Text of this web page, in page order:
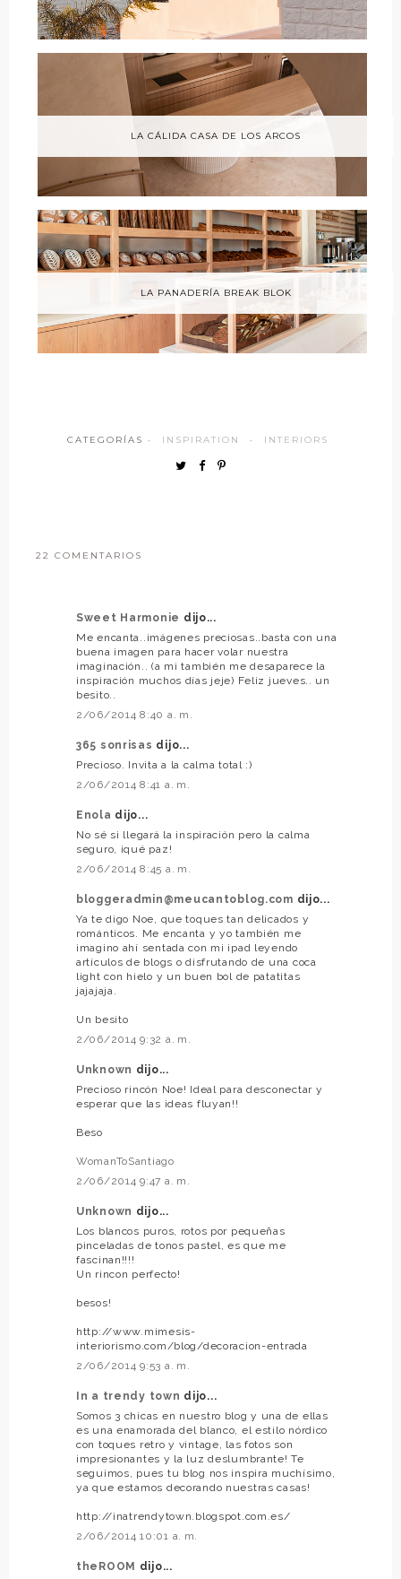
LA CÁLIDA CASA DE LOS ARCOS
LA PANADERÍA BREAK BLOK
CATEGORÍAS · INSPIRATION · INTERIORS
22 COMENTARIOS
Sweet Harmonie dijo...
Me encanta..imágenes preciosas..basta con una
buena imagen para hacer volar nuestra
imaginación.. (a mi también me desaparece la
inspiración muchos días jeje) Feliz jueves.. un
besito..
2/06/2014 8:40 a. m.
365 sonrisas dijo...
Precioso. Invita a la calma total :)
2/06/2014 8:41 a. m.
Enola dijo...
No sé si llegará la inspiración pero la calma
seguro, ¡qué paz!
2/06/2014 8:45 a. m.
bloggeradmin@meucantoblog.com dijo...
Ya te digo Noe, que toques tan delicados y
románticos. Me encanta y yo también me
imagino ahí sentada con mi ipad leyendo
artículos de blogs o disfrutando de una coca
light con hielo y un buen bol de patatitas
jajajaja.
Un besito
2/06/2014 9:32 a. m.
Unknown dijo...
Precioso rincón Noe! Ideal para desconectar y
esperar que las ideas fluyan!!
Beso
WomanToSantiago
2/06/2014 9:47 a. m.
Unknown dijo...
Los blancos puros, rotos por pequeñas
pinceladas de tonos pastel, es que me
fascinan!!!!
Un rincon perfecto!
besos!
http://www.mimesis-
interiorismo.com/blog/decoracion-entrada
2/06/2014 9:53 a. m.
In a trendy town dijo...
Somos 3 chicas en nuestro blog y una de ellas
es una enamorada del blanco, el estilo nórdico
con toques retro y vintage, las fotos son
impresionantes y la luz deslumbrante! Te
seguimos, pues tu blog nos inspira muchísimo,
ya que estamos decorando nuestras casas!
http://inatrendytown.blogspot.com.es/
2/06/2014 10:01 a. m.
theROOM dijo...